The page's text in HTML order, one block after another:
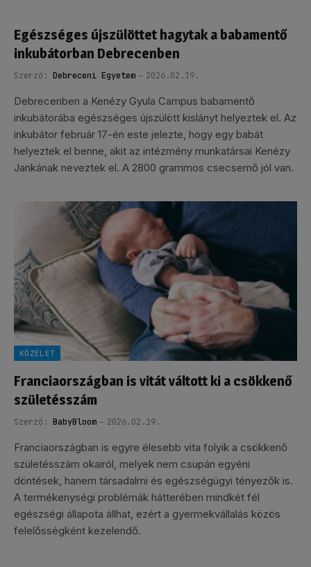
Egészséges újszülöttet hagytak a babamentő
inkubátorban Debrecenben
Szerző: Debreceni Egyetem 2026.02.19.
Debrecenben a Kenézy Gyula Campus babamentő
inkubátorába egészséges újszülött kislányt helyeztek el. Az
inkubátor február 17-én este jelezte, hogy egy babát
helyeztek el benne, akit az intézmény munkatársai Kenézy
Jankának neveztek el. A 2800 grammos csecsemő jól van.
KÖZÉLET
Franciaországban is vitát váltott ki a csökkenő
születésszám
Szerző: BabyBloom 2026.02.19.
Franciaországban is egyre élesebb vita folyik a csökkenő
születésszám okairól, melyek nem csupán egyéni
döntések, hanem társadalmi és egészségügyi tényezők is.
A termékenységi problémák hátterében mindkét fél
egészségi állapota állhat, ezért a gyermekvállalás közös
felelősségként kezelendő.